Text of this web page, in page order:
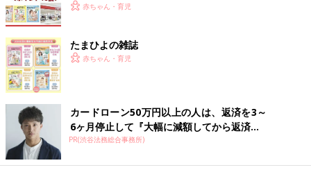
赤ちゃん・育児
たまひよの雑誌
赤ちゃん・育児
カードローン50万円以上の人は、返済を3～
6ヶ月停止して『大幅に減額してから返済...
PR(渋谷法務総合事務所)